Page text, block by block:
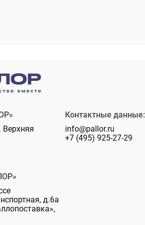
Верхняя
д.6а
Контактные данные:
info@pallor.ru
+7 (495) 925-27-29